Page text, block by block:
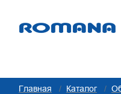
Главная Каталог